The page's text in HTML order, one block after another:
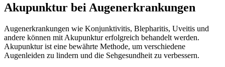
Akupunktur bei Augenerkrankungen
Augenerkrankungen wie Konjunktivitis, Blepharitis, Uveitis und
andere können mit Akupunktur erfolgreich behandelt werden.
Akupunktur ist eine bewährte Methode, um verschiedene
Augenleiden zu lindern und die Sehgesundheit zu verbessern.